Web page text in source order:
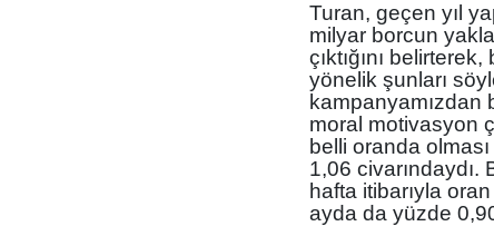
Turan, geçen yıl
milyar borcun
çıktığını
yönelik şunları
kampanyamızdan
moral motivasyon
belli oranda
1,06
hafta itibarıyla
ayda da yüzde